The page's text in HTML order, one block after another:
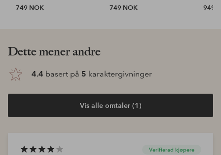
749 NOK
749 NOK
949
Dette mener andre
4.4 basert på 5 karaktergivninger
Vis alle omtaler (1)
Verifierad kjøpere